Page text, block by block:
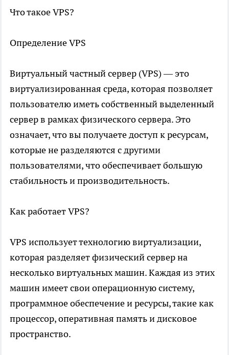
Что такое VPS?
Определение VPS
Виртуальный частный сервер (VPS) — это
виртуализированная среда, которая позволяет
пользователю иметь собственный выделенный
сервер в рамках физического сервера. Это
означает, что вы получаете доступ к ресурсам,
которые не разделяются с другими
пользователями, что обеспечивает большую
стабильность и производительность.
Как работает VPS?
VPS использует технологию виртуализации,
которая разделяет физический сервер на
несколько виртуальных машин. Каждая из этих
машин имеет свои операционную систему,
программное обеспечение и ресурсы, такие как
процессор, оперативная память и дисковое
пространство.